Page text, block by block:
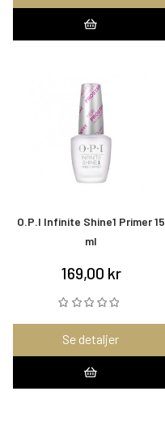
O.P.I Infinite Shine1 Primer 15
ml
169,00 kr
Se detaljer